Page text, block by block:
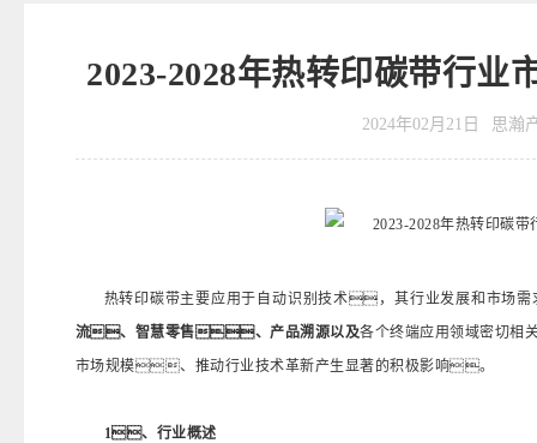
2023-2028年热转印碳带行业
2024年02月21日 思瀚
热转印碳带主要应用于自动识别技术，其行业发展和市场需
流、智慧零售、产品溯源以及各个终端应用领域密切
市场规模、推动行业技术革新产生显著的积极影响。
1、行业概述